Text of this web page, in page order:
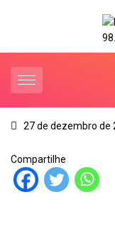
27 de dezembro de
Compartilhe